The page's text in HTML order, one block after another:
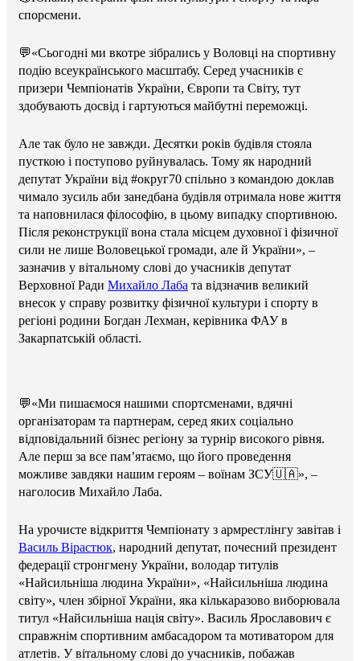
спорсмени.
💬«Сьогодні ми вкотре зібрались у Воловці на спортивну
подію всеукраїнського масштабу. Серед учасників є
призери Чемпіонатів України, Європи та Світу, тут
здобувають досвід і гартуються майбутні переможці.
Але так було не завжди. Десятки років будівля стояла
пусткою і поступово руйнувалась. Тому як народний
депутат України від #округ70 спільно з командою доклав
чимало зусиль аби занедбана будівля отримала нове життя
та наповнилася філософію, в цьому випадку спортивною.
Після реконструкції вона стала місцем духовної і фізичної
сили не лише Воловецької громади, але й України», –
зазначив у вітальному слові до учасників депутат
Верховної Ради Михайло Лаба та відзначив великий
внесок у справу розвитку фізичної культури і спорту в
регіоні родини Богдан Лехман, керівника ФАУ в
Закарпатській області.
💬«Ми пишаємося нашими спортсменами, вдячні
організаторам та партнерам, серед яких соціально
відповідальний бізнес регіону за турнір високого рівня.
Але перш за все пам’ятаємо, що його проведення
можливе завдяки нашим героям – воїнам ЗСУ🇺🇦», –
наголосив Михайло Лаба.
На урочисте відкриття Чемпіонату з армрестлінгу завітав і
Василь Вірастюк, народний депутат, почесний президент
федерації стронгмену України, володар титулів
«Найсильніша людина України», «Найсильніша людина
світу», член збірної України, яка кількаразово виборювала
титул «Найсильніша нація світу». Василь Ярославович є
справжнім спортивним амбасадором та мотиватором для
атлетів. У вітальному слові до учасників, побажав